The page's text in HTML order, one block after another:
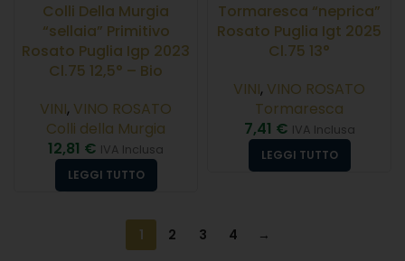
Colli Della Murgia
“sellaia” Primitivo
Rosato Puglia Igp 2023
Cl.75 12,5° – Bio
VINI, VINO ROSATO
Colli della Murgia
12,81 € IVA Inclusa
LEGGI TUTTO
Tormaresca “neprica”
Rosato Puglia Igt 2025
Cl.75 13°
VINI, VINO ROSATO
Tormaresca
7,41 € IVA Inclusa
LEGGI TUTTO
1 2 3 4 →